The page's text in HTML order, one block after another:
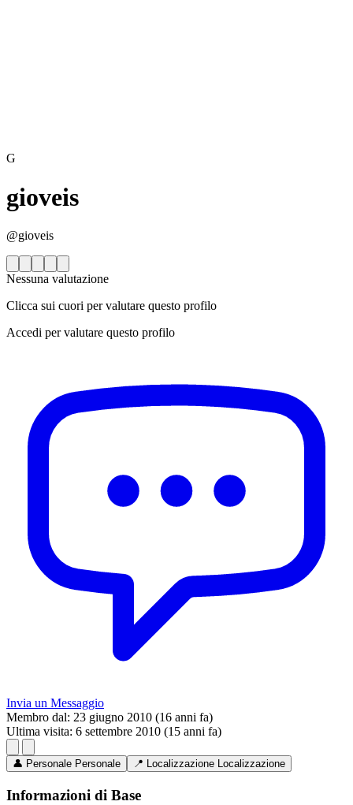
G
gioveis
@gioveis
Nessuna valutazione
Clicca sui cuori per valutare questo profilo
Accedi per valutare questo profilo
Invia un Messaggio
Membro dal: 23 giugno 2010 (16 anni fa)
Ultima visita: 6 settembre 2010 (15 anni fa)
👤 Personale Personale 📍 Localizzazione Localizzazione
Informazioni di Base